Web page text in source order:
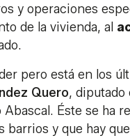
y operaciones
de la vivienda, al
pero está en los
Quero, diputado
Éste se ha
barrios y que hay